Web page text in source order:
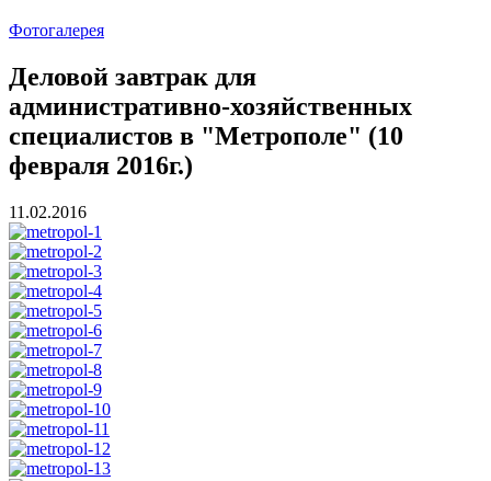
Фотогалерея
Деловой завтрак для
административно-хозяйственных
специалистов в "Метрополе" (10
февраля 2016г.)
11.02.2016